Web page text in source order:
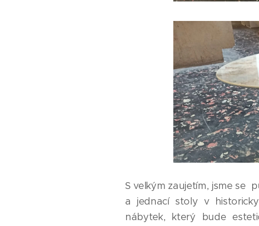
S velkým zaujetím, jsme se
a jednací stoly v
nábytek, který bude